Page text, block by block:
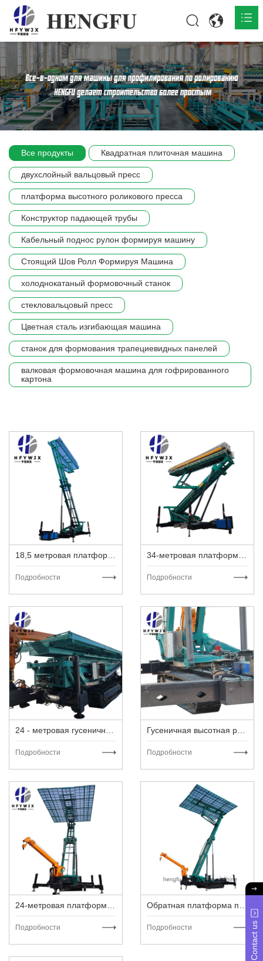
Главная
О нас 
Продукты 
Сцена компании
Все продукты Квадратная плиточная машина
двухслойный вальцовый пресс
платформа высотного роликового пресса
Конструктор падающей трубы
Кабельный поднос рулон формируя машину
Стоящий Шов Ролл Формируя Машина
холоднокатаный формовочный станок
стекловальцовый пресс
Цветная сталь изгибающая машина
станок для формования трапециевидных панелей
валковая формовочная машина для гофрированного
картона
Подробности Подробности
Подробности Подробности
Подробности Подробности Contact us